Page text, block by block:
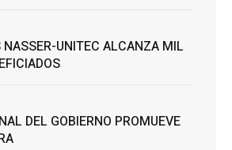
NASSER-UNITEC ALCANZA MIL
DEL GOBIERNO PROMUEVE